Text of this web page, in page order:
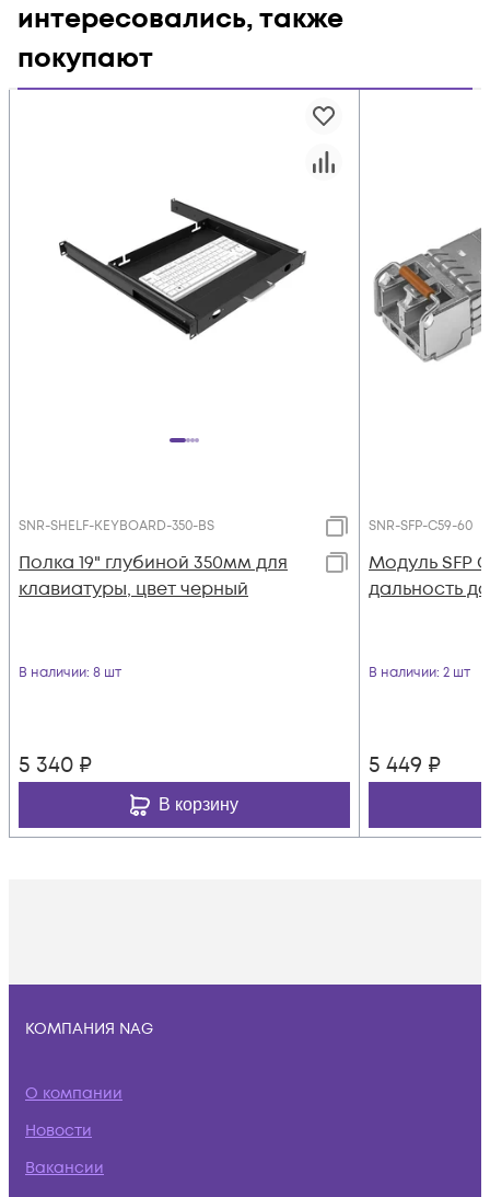
интересовались, также
покупают
SNR-SHELF-KEYBOARD-350-BS
Полка 19" глубиной 350мм для
клавиатуры, цвет черный
В наличии: 8 шт
5 340 ₽
В корзину
SNR-SFP-C59-60
Модуль SFP
дальность
В наличии: 2 шт
5 449 ₽
КОМПАНИЯ NAG
О компании
Новости
Вакансии